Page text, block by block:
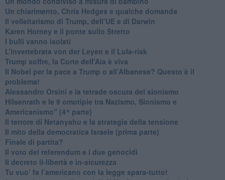
​Un chiarimento, Chris Hedges e qualche domanda
Il velleitarismo di Trump, dell’UE e di Darwin
​Karen Horney e il ponte sullo Stretto
​I bulli vanno isolati
L’invertebrata von der Leyen e il Lula-risk
Trump soffre, la Corte dell'Aia è viva
​Il Nobel per la pace a Trump o all’Albanese? Questo è il
problema!
​Alessandro Orsini e la tetrade oscura del sionismo
​Hilsenrath e le 9 omotipie tra Nazismo, Sionismo e
Americanismo" (4^ parte)
​Il terrore di Netanyahu e la strategia della tensione
Il mito della democratica Israele (prima parte)
​Finale di partita?
​Il voto del referendum e i due genocidi
Il decreto il-libertà e in-sicurezza
Tu vuo’ fa l’americano con la legge spara-tutto!